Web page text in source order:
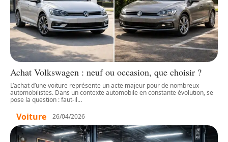
Achat Volkswagen : neuf ou occasion, que choisir ?
L’achat d’une voiture représente un acte majeur pour de nombreux
automobilistes. Dans un contexte automobile en constante évolution, se
pose la question : faut-il…
Voiture 26/04/2026